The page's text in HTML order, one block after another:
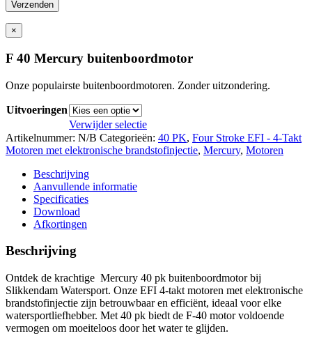
×
F 40 Mercury buitenboordmotor
Onze populairste buitenboordmotoren. Zonder uitzondering.
Uitvoeringen
Verwijder selectie
Artikelnummer: N/B Categorieën: 40 PK, Four Stroke EFI - 4-Takt
Motoren met elektronische brandstofinjectie, Mercury, Motoren
Beschrijving
Aanvullende informatie
Specificaties
Download
Afkortingen
Beschrijving
Ontdek de krachtige Mercury 40 pk buitenboordmotor bij
Slikkendam Watersport. Onze EFI 4-takt motoren met elektronische
brandstofinjectie zijn betrouwbaar en efficiënt, ideaal voor elke
watersportliefhebber. Met 40 pk biedt de F-40 motor voldoende
vermogen om moeiteloos door het water te glijden.